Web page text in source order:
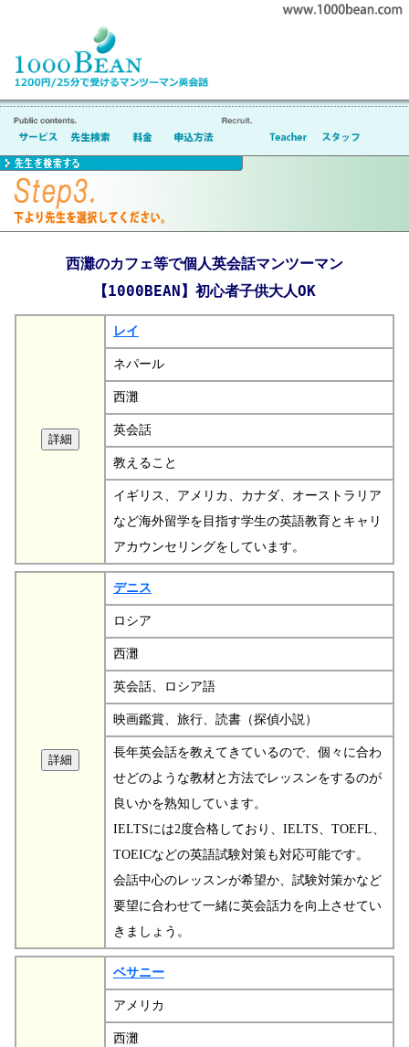
西灘のカフェ等で個人英会話マンツーマン
【1000BEAN】初心者子供大人OK
レイ
ネパール
西灘
英会話
教えること
イギリス、アメリカ、カナダ、オーストラリア
など海外留学を目指す学生の英語教育とキャリ
アカウンセリングをしています。
デニス
ロシア
西灘
英会話、ロシア語
映画鑑賞、旅行、読書（探偵小説）
長年英会話を教えてきているので、個々に合わ
せどのような教材と方法でレッスンをするのが
良いかを熟知しています。
IELTSには2度合格しており、IELTS、TOEFL、
TOEICなどの英語試験対策も対応可能です。
会話中心のレッスンが希望か、試験対策かなど
要望に合わせて一緒に英会話力を向上させてい
きましょう。
ベサニー
アメリカ
西灘